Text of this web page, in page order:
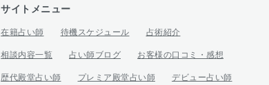
サイトメニュー
在籍占い師 待機スケジュール 占術紹介
相談内容一覧 占い師ブログ お客様の口コミ・感想
歴代殿堂占い師 プレミア殿堂占い師 デビュー占い師